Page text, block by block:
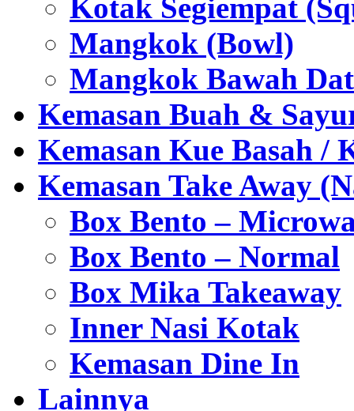
Kotak Segiempat
Mangkok (Bowl)
Mangkok Bawah
Kemasan Buah &
Kemasan Kue Basah /
Kemasan Take Away
Box Bento –
Box Bento – Normal
Box Mika Takeaway
Inner Nasi Kotak
Kemasan Dine In
Lainnya